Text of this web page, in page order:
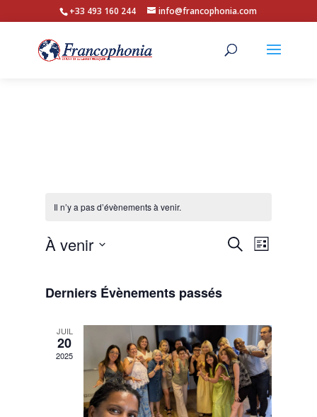
+33 493 160 244 info@francophonia.com
Il n’y a pas d’évènements à venir.
Recherche
Recherche
de
Liste
À venir
date.
Derniers Évènements passés
JUIL
20
2025